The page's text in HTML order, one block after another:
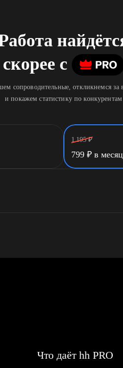
скорее c
сопроводительные, откликнемся за
и покажем статистику по конкурентам
1 195 ₽
799 ₽ в месяц
Что даёт hh PRO